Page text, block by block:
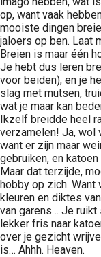
op, want vaak
mooiste dingen
jaloers op ben. Laat
Breien is maar één
Je hebt dus leren
voor beiden), en je
slag met mutsen,
wat je maar kan
Ikzelf breidde heel
verzamelen! Ja, wol
want er zijn maar
gebruiken, en katoen
Maar dat terzijde,
hobby op zich. Want
kleuren en diktes
van garens… Je ruikt
lekker fris naar
over je gezicht
is… Ahhh. Heaven.